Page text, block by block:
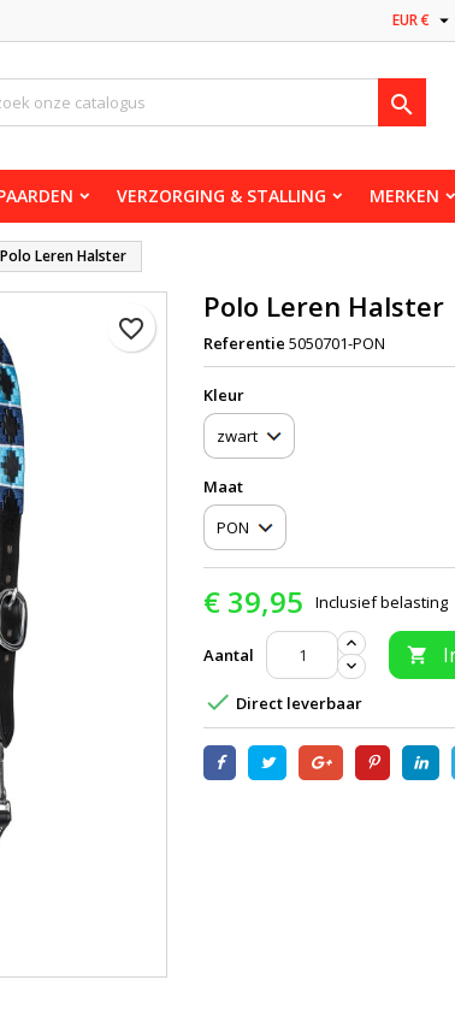
EUR € 

VERZORGING & STALLING MERKEN
Polo Leren Halster
favorite_border
Polo Leren Halster
Referentie 5050701-PON
Kleur
Maat
€ 39,95 Inclusief belasting
Aantal 
 Direct leverbaar